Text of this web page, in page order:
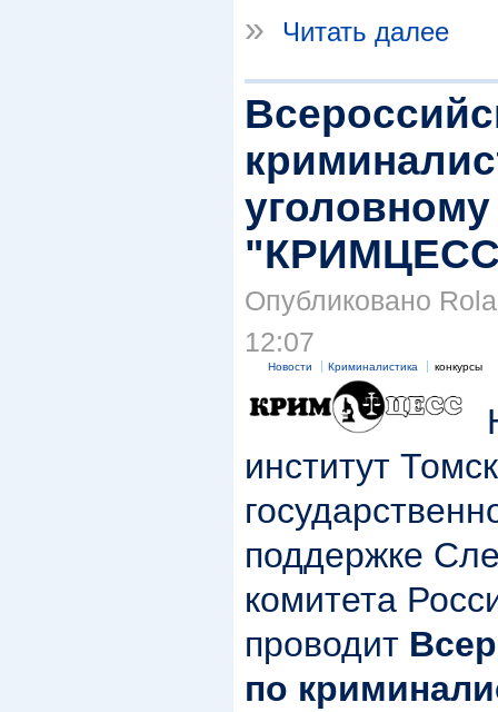
»
Читать далее
Опубликовано
12:07
Новости Криминалистика конкурсы
институт
поддержке
комитета
проводит
по